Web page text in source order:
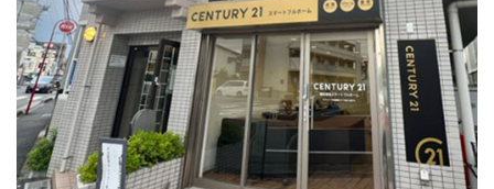
２０１５年６月築、積水ハウス施工住宅です。 南東…
第4位
4,080万円
4ＬＤＫ
淵野辺駅
歩17分
南側道路に面しており日当たり良好。 キッチンから…